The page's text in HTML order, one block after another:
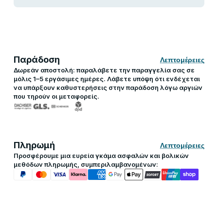
Παράδοση
Λεπτομέρειες
Δωρεάν αποστολή: παραλάβετε την παραγγελία σας σε
μόλις 1–5 εργάσιμες ημέρες. Λάβετε υπόψη ότι ενδέχεται
να υπάρξουν καθυστερήσεις στην παράδοση λόγω αργιών
που τηρούν οι μεταφορείς.
Πληρωμή
Λεπτομέρειες
Προσφέρουμε μια ευρεία γκάμα ασφαλών και βολικών
μεθόδων πληρωμής, συμπεριλαμβανομένων: